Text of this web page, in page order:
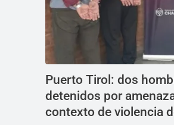
Puerto Tirol: dos
detenidos por
contexto de violencia